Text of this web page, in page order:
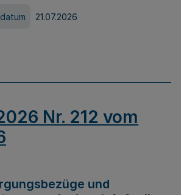
21.07.2026
Nr. 212 vom
und